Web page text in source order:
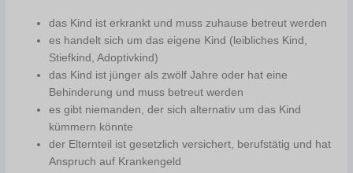
das Kind ist erkrankt und muss zuhause betreut werden
es handelt sich um das eigene Kind (leibliches Kind,
Stiefkind, Adoptivkind)
das Kind ist jünger als zwölf Jahre oder hat eine
Behinderung und muss betreut werden
es gibt niemanden, der sich alternativ um das Kind
kümmern könnte
der Elternteil ist gesetzlich versichert, berufstätig und hat
Anspruch auf Krankengeld